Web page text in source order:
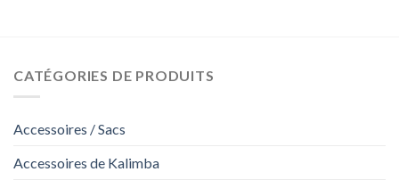
CATÉGORIES DE PRODUITS
Accessoires / Sacs
Accessoires de Kalimba